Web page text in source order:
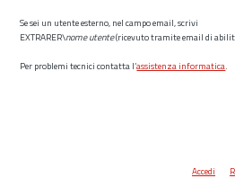
Se sei un utente esterno, nel campo email, scrivi
EXTRARER\nome utente(ricevuto tramite email di
Per problemi tecnici contatta l’assistenza informatica.
Accedi